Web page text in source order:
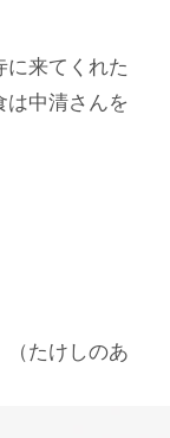
に来てくれた
は中清さんを
（たけしのあ